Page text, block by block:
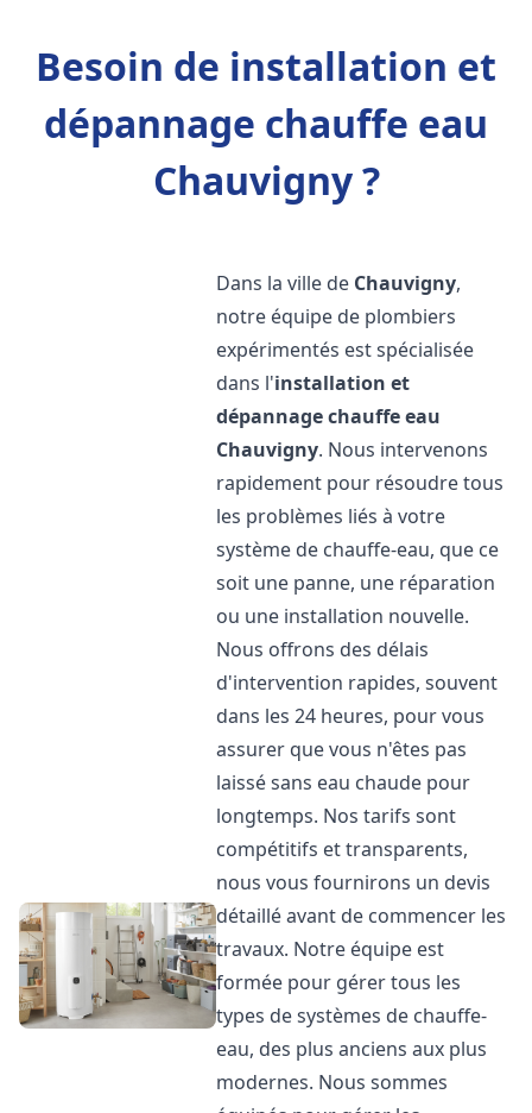
Besoin de installation et
dépannage chauffe eau
Chauvigny ?
Dans la ville de Chauvigny,
notre équipe de plombiers
expérimentés est spécialisée
dans l'installation et
dépannage chauffe eau
Chauvigny. Nous intervenons
rapidement pour résoudre tous
les problèmes liés à votre
système de chauffe-eau, que ce
soit une panne, une réparation
ou une installation nouvelle.
Nous offrons des délais
d'intervention rapides, souvent
dans les 24 heures, pour vous
assurer que vous n'êtes pas
laissé sans eau chaude pour
longtemps. Nos tarifs sont
compétitifs et transparents,
nous vous fournirons un devis
détaillé avant de commencer les
travaux. Notre équipe est
formée pour gérer tous les
types de systèmes de chauffe-
eau, des plus anciens aux plus
modernes. Nous sommes